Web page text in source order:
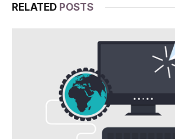
RELATED POSTS